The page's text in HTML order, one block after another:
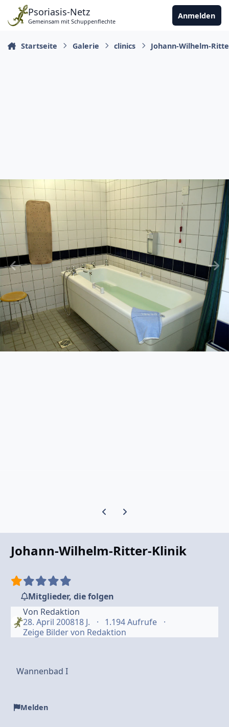
Zu Inhalt springen
Psoriasis-Netz
Gemeinsam mit Schuppenflechte
Anmelden
Startseite Galerie clinics Johann-Wilhelm-
Vorherige Karussell-Folie
Nächste Karussell-Folie
Johann-Wilhelm-Ritter-Klinik
Mitglieder, die folgen
Von Redaktion
28. April 200818 J.
1.194 Aufrufe
Zeige Bilder von Redaktion
Wannenbad I
Melden